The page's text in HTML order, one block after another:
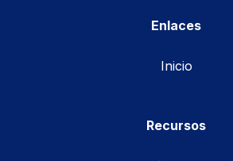
Enlaces
Inicio
Recursos